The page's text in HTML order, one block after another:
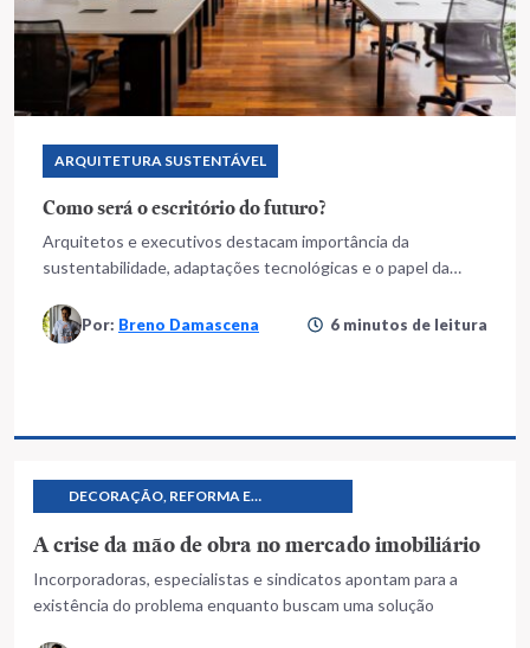
ARQUITETURA SUSTENTÁVEL
Como será o escritório do futuro?
Arquitetos e executivos destacam importância da
sustentabilidade, adaptações tecnológicas e o papel da
Por: Breno Damascena 6 minutos de leitura
DECORAÇÃO, REFORMA E
A crise da mão de obra no mercado imobiliário
Incorporadoras, especialistas e sindicatos apontam para a
existência do problema enquanto buscam uma solução